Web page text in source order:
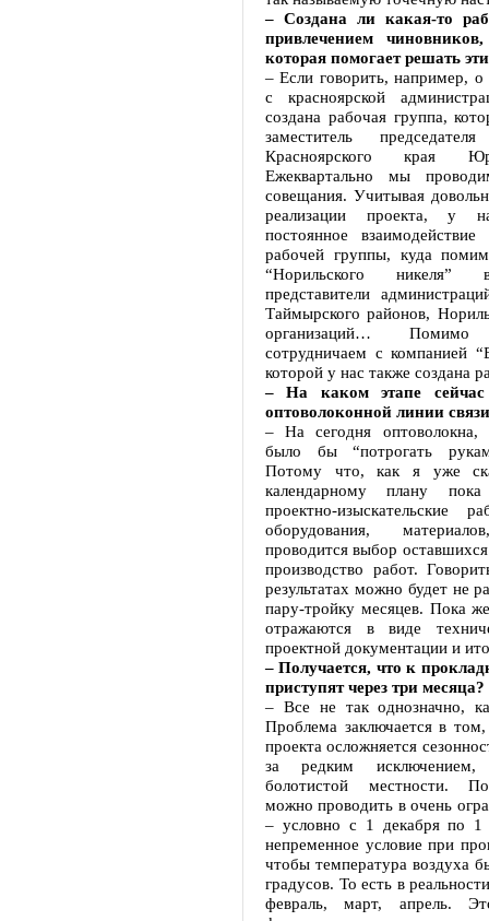
– Создана ли какая-то
привлечением чиновников,
которая помогает решать
– Если говорить, например, о
с красноярской
создана рабочая группа,
заместитель председателя
Красноярского края
Ежеквартально мы
совещания. Учитывая
реализации проекта, у
постоянное
рабочей группы, куда
“Норильского никеля”
представители
Таймырского районов,
организаций…
сотрудничаем с компанией
которой у нас также создана
– На каком этапе сейчас
оптоволоконной линии
– На сегодня оптоволокна,
было бы “потрогать
Потому что, как я уже
календарному плану
проектно-изыскательские
оборудования,
проводится выбор
производство работ.
результатах можно будет не
пару-тройку месяцев. Пока
отражаются в виде
проектной документации и
– Получается, что к
приступят через три месяца?
– Все не так однозначно,
Проблема заключается в том,
проекта осложняется
за редким
болотистой местности.
можно проводить в очень
– условно с 1 декабря по
непременное условие при
чтобы температура воздуха
градусов. То есть в
февраль, март, апрель.